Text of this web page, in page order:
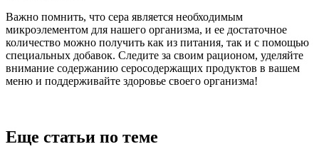
Важно помнить, что сера является необходимым
микроэлементом для нашего организма, и ее достаточное
количество можно получить как из питания, так и с помощью
специальных добавок. Следите за своим рационом, уделяйте
внимание содержанию серосодержащих продуктов в вашем
меню и поддерживайте здоровье своего организма!
Еще статьи по теме